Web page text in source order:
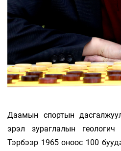
Даамын спортын
эрэл зураглалын
Тэрбээр 1965 оноос 100